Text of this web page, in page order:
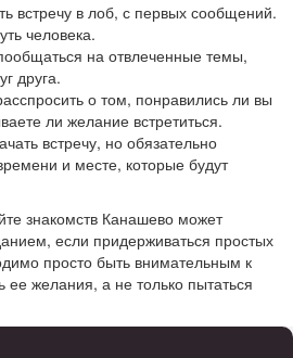
встречу в лоб, с первых сообщений.
человека.
на отвлеченные темы,
друга.
о том, понравились ли вы
ли желание встретиться.
встречу, но обязательно
и месте, которые будут
знакомств Канашево может
если придерживаться простых
просто быть внимательным к
ее желания, а не только пытаться